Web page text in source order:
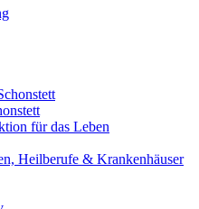
für das Leben
Heilberufe & Krankenhäuser